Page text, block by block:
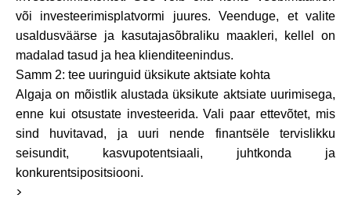
ask@scrambleup.com
+372 712 2955
või investeerimisplatvormi juures. Veenduge, et valite
usaldusväärse ja kasutajasõbraliku maakleri, kellel on
madalad tasud ja hea klienditeenindus.
Samm 2: tee uuringuid üksikute aktsiate kohta
Algaja on mõistlik alustada üksikute aktsiate uurimisega,
enne kui otsustate investeerida. Vali paar ettevõtet, mis
sind huvitavad, ja uuri nende finantsële tervislikku
seisundit, kasvupotentsiaali, juhtkonda ja
konkurentsipositsiooni.
>